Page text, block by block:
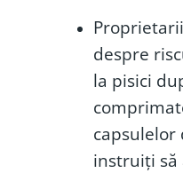
despre
la pisici
capsulelor
instruiți să